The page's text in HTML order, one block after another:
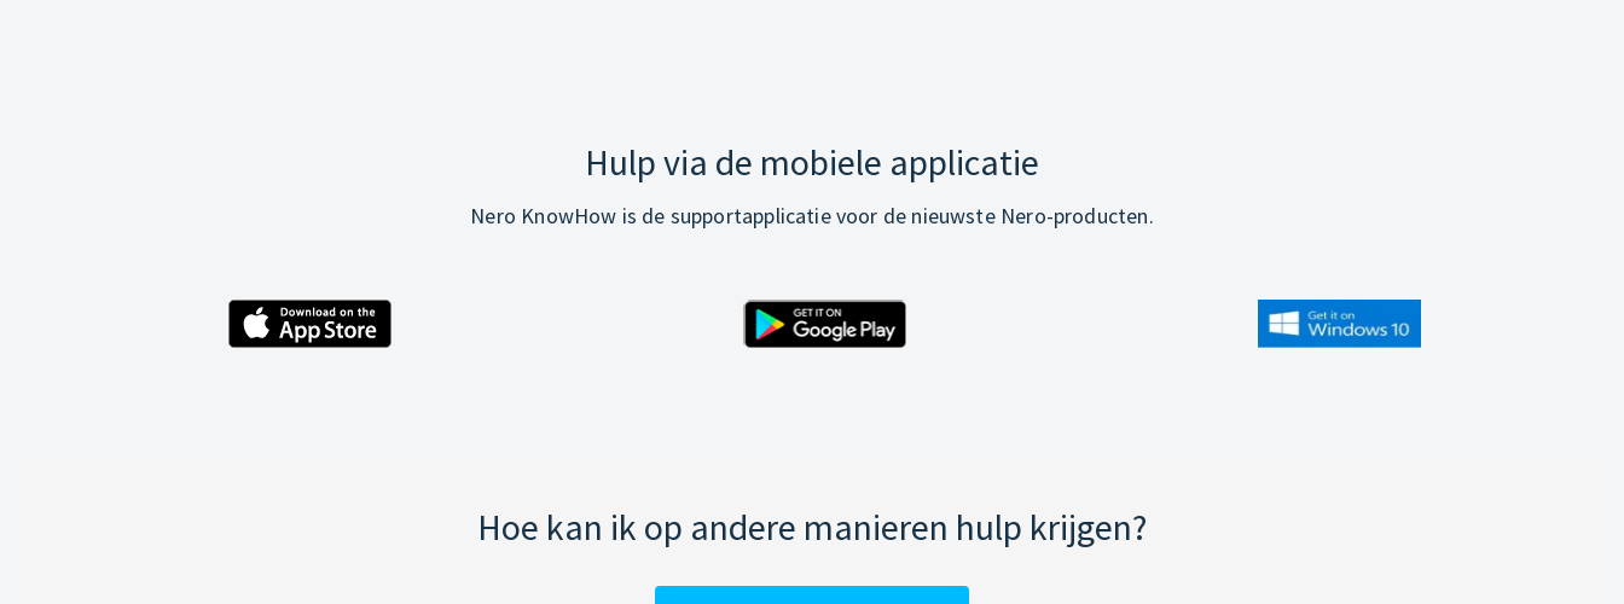
Hulp via de mobiele applicatie
Nero KnowHow is de supportapplicatie voor de nieuwste Nero-producten.
Hoe kan ik op andere manieren hulp krijgen?